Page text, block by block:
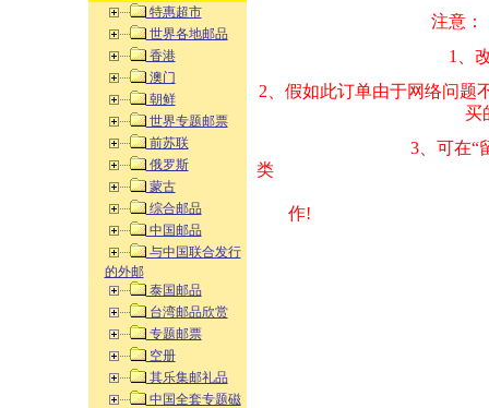
特惠超市
世界各地邮品
香港
澳门
朝鲜
世界专题邮票
前苏联
俄罗斯
蒙古
综合邮品
中国邮品
与中国联合发行
的外邮
泰国邮品
台湾邮品欣赏
专题邮票
空册
其乐集邮礼品
中国全套专题磁
注意：
1、改变商品数量
2、假如此订单由
买的邮品的“
3、可在“
类 方式告之
作!